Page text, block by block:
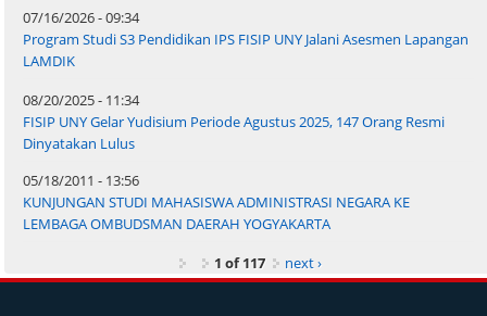
07/16/2026 - 09:34
Program Studi S3 Pendidikan IPS FISIP UNY Jalani Asesmen Lapangan
LAMDIK
08/20/2025 - 11:34
FISIP UNY Gelar Yudisium Periode Agustus 2025, 147 Orang Resmi
Dinyatakan Lulus
05/18/2011 - 13:56
KUNJUNGAN STUDI MAHASISWA ADMINISTRASI NEGARA KE
LEMBAGA OMBUDSMAN DAERAH YOGYAKARTA
1 of 117
next ›